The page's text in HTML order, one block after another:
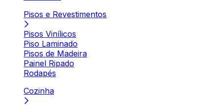
Pisos e Revestimentos
Pisos Vinílicos
Piso Laminado
Pisos de Madeira
Painel Ripado
Rodapés
Cozinha